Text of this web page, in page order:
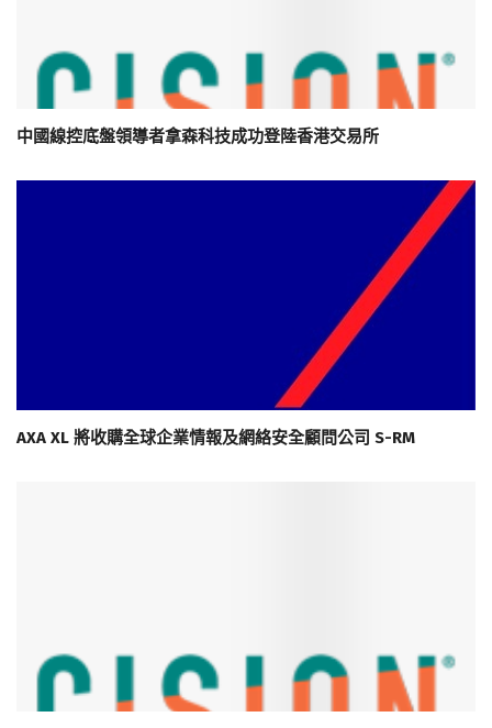
中國線控底盤領導者拿森科技成功登陸香港交易所
AXA XL 將收購全球企業情報及網絡安全顧問公司 S-RM